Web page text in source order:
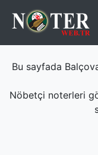
Bu sayfada
Nöbetçi noterleri